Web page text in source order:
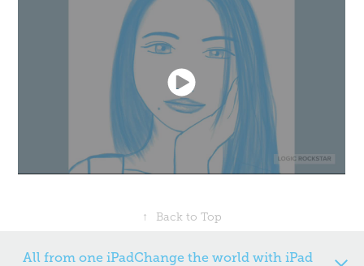
↑ Back to Top
All from one iPadChange the world with iPad